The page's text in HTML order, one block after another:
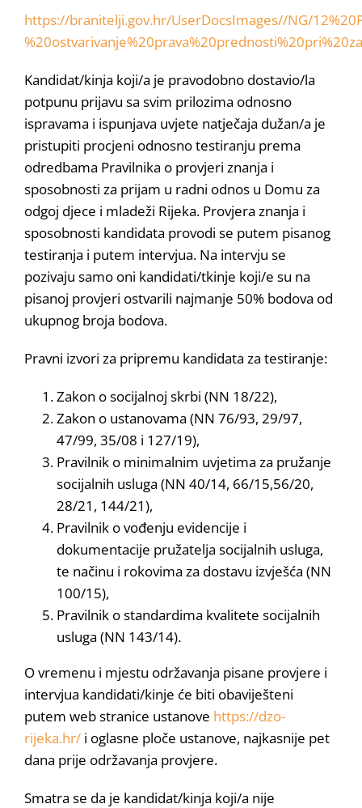
https://branitelji.gov.hr/UserDocsImages//NG/
Kandidat/kinja koji/a je pravodobno dostavio/la
potpunu prijavu sa svim prilozima odnosno
ispravama i ispunjava uvjete natječaja dužan/a je
pristupiti procjeni odnosno testiranju prema
odredbama Pravilnika o provjeri znanja i
sposobnosti za prijam u radni odnos u Domu za
odgoj djece i mladeži Rijeka. Provjera znanja i
sposobnosti kandidata provodi se putem pisanog
testiranja i putem intervjua. Na intervju se
pozivaju samo oni kandidati/tkinje koji/e su na
pisanoj provjeri ostvarili najmanje 50% bodova od
ukupnog broja bodova.
Pravni izvori za pripremu kandidata za testiranje:
Zakon o socijalnoj skrbi (NN 18/22),
Zakon o ustanovama (NN 76/93, 29/97,
47/99, 35/08 i 127/19),
Pravilnik o minimalnim uvjetima za pružanje
socijalnih usluga (NN 40/14, 66/15,56/20,
28/21, 144/21),
Pravilnik o vođenju evidencije i
dokumentacije pružatelja socijalnih usluga,
te načinu i rokovima za dostavu izvješća (NN
100/15),
Pravilnik o standardima kvalitete socijalnih
usluga (NN 143/14).
O vremenu i mjestu održavanja pisane provjere i
intervjua kandidati/kinje će biti obaviješteni
putem web stranice ustanove https://dzo-
rijeka.hr/ i oglasne ploče ustanove, najkasnije pet
dana prije održavanja provjere.
Smatra se da je kandidat/kinja koji/a nije